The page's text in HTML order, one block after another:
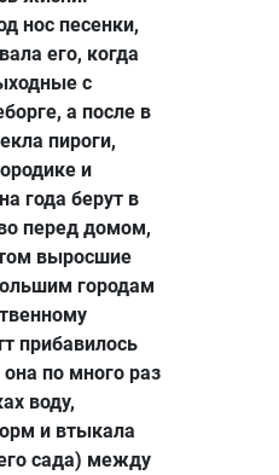
нос песенки,
его, когда
с
а после в
пироги,
и
года берут в
перед домом,
выросшие
городам
прибавилось
по много раз
воду,
и втыкала
сада) между